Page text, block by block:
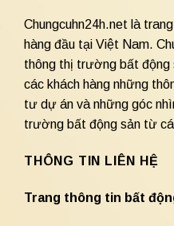
Chungcuhn24h.net là
hàng đầu tại Việt Nam.
thông thị trường bất động
các khách hàng những
tư dự án và những góc
trường bất động sản từ
THÔNG TIN LIÊN HỆ
Trang thông tin bất